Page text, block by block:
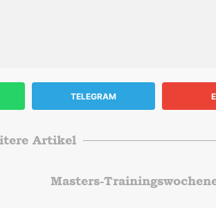
TELEGRAM
Artikel
Masters-